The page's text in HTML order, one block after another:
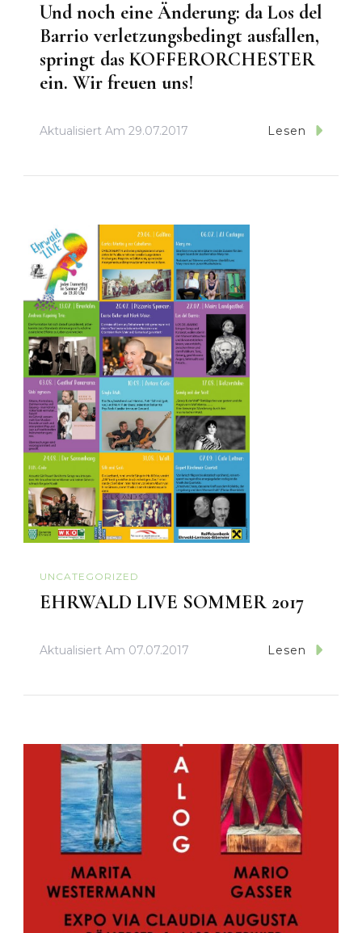
Und noch eine Änderung: da Los del
Barrio verletzungsbedingt ausfallen,
springt das KOFFERORCHESTER
ein. Wir freuen uns!
Aktualisiert Am 29.07.2017 Lesen
UNCATEGORIZED
EHRWALD LIVE SOMMER 2017
Aktualisiert Am 07.07.2017 Lesen